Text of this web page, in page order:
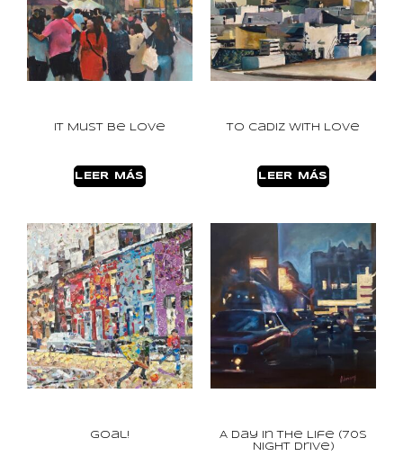
It Must be Love
LEER MÁS
To Cadiz with Love
LEER MÁS
Goal!
A Day in the Life (70s
Night Drive)